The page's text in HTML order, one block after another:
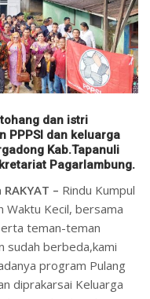
dan istri
PPPSI dan keluarga
Kab.Tapanuli
Pagarlambung.
– Rindu Kumpul
Waktu Kecil, bersama
teman-teman
sudah berbeda,kami
program Pulang
diprakarsai Keluarga